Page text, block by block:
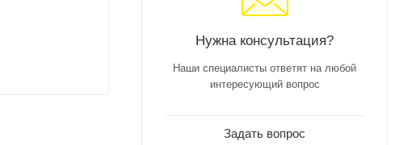
Нужна консультация?
Наши специалисты ответят на любой
интересующий вопрос
Задать вопрос